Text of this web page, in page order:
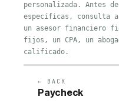
personalizada. Antes
específicas, consulta
un asesor financiero
fijos, un CPA, un
calificado.
← BACK
Paycheck